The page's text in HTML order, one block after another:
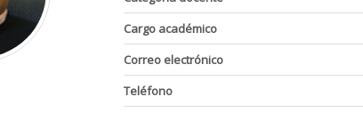
Cargo académico
Correo electrónico
Teléfono